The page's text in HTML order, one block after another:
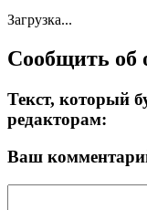
Загрузка...
Сообщить об
Текст, который
редакторам:
Ваш